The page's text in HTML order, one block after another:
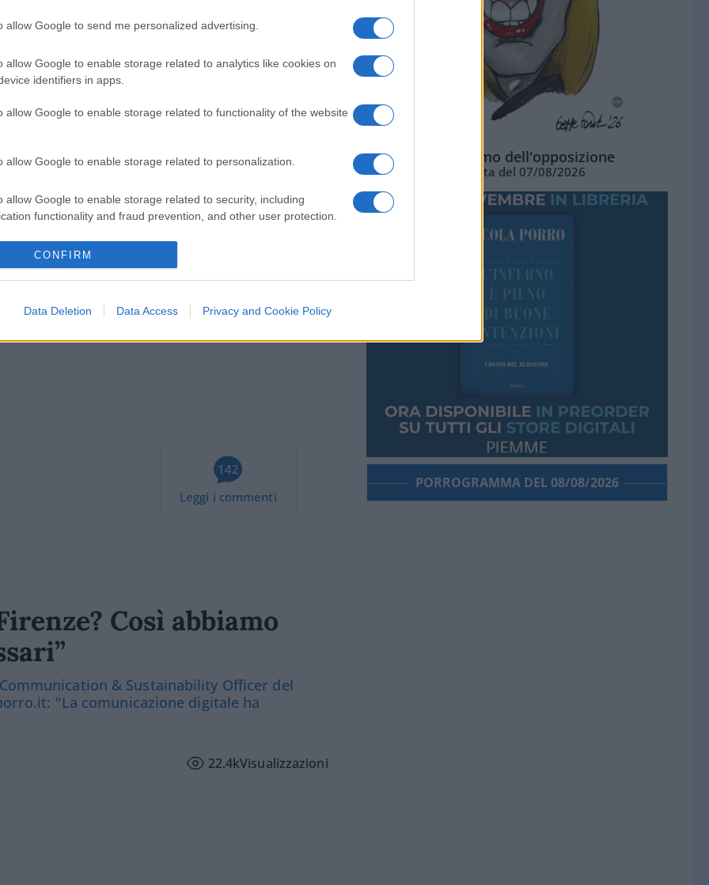
allow Google to send me personalized advertising.
allow Google to enable storage related to analytics like cookies on
identifiers in apps.
allow Google to enable storage related to functionality of the website
allow Google to enable storage related to personalization.
allow Google to enable storage related to security, including
functionality and fraud prevention, and other user protection.
CONFIRM
Data Deletion Data Access Privacy and Cookie Policy
magistrati.
Hornby sedicente scrittrice -, in un
furiosa con Boris. Lo dice ieri, quando
i-d-a-l-m-o-n-d-o.
Rampini.
pagina 21. Per fortuna che Longo c’è.
142
Leggi i commenti
Così abbiamo
& Sustainability Officer del
"La comunicazione digitale ha
22.4kVisualizzazioni
L'ottimismo dell'opposizione
Vignetta del 07/08/2026
PORROGRAMMA DEL 08/08/2026